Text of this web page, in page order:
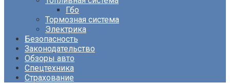
Гбо
Тормозная система
Электрика
Безопасность
Законодательство
Обзоры авто
Спецтехника
Страхование